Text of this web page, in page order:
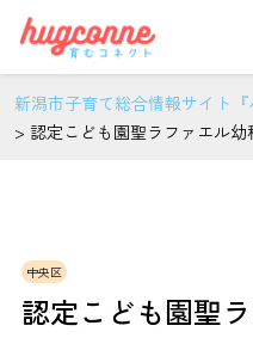
新潟市子育て総合情報サイト『
> 認定こども園聖ラファエル幼
中央区
認定こども園聖